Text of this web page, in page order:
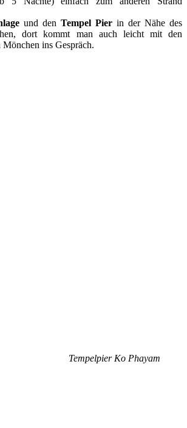
und den Tempel Pier in der Nähe des
dort kommt man auch leicht mit den
Mönchen ins Gespräch.
Tempelpier Ko Phayam